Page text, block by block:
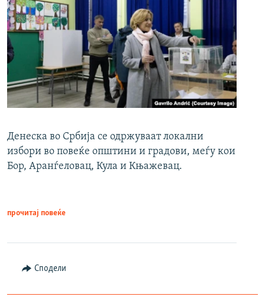
Денеска во Србија се одржуваат локални
избори во повеќе општини и градови, меѓу кои
Бор, Аранѓеловац, Кула и Књажевац.
прочитај повеќе
Сподели